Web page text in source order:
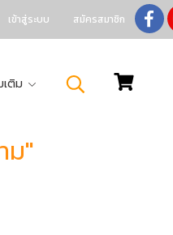
เข้าสู่ระบบ สมัครสมาชิก
เติม
ม"